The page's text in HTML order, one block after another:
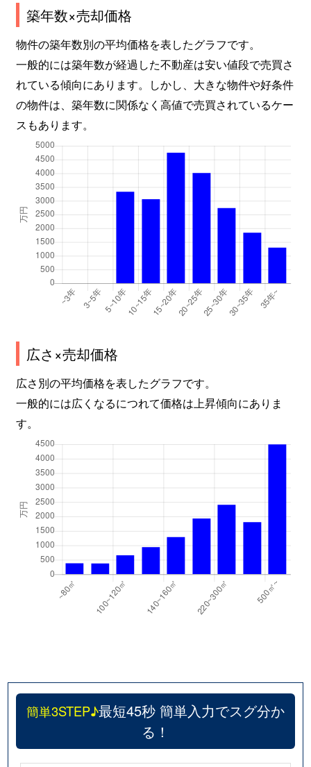
築年数×売却価格
物件の築年数別の平均価格を表したグラフです。
一般的には築年数が経過した不動産は安い値段で売買さ
れている傾向にあります。しかし、大きな物件や好条件
の物件は、築年数に関係なく高値で売買されているケー
スもあります。
広さ×売却価格
広さ別の平均価格を表したグラフです。
一般的には広くなるにつれて価格は上昇傾向にありま
す。
簡単3STEP♪最短45秒 簡単入力でスグ分か
る！